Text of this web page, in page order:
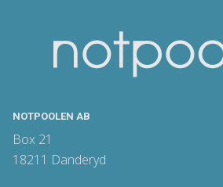
NOTPOOLEN AB
Box 21
18211 Danderyd